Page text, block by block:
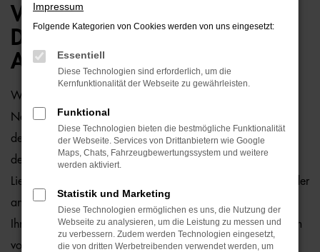
VW CRAFTER NEUWAGEN –
DIE ERSTKLASSIGE
ALTERNATIVE FÜR HAMBURG
Wie wäre es, wenn Sie schon bald in einem VW Crafter
Neuwagen durch Hamburg fahren? Zu teuer? Von wegen,
denn wir von der Auto-Familie Ostermaier erleichtern Ihnen
den Einstieg durch 1a Rabatte. Hinzu kommt, dass wir die
Lieferung unserer VW Crafter Neuwagen nach Hamburg oder
an einen anderen Ort in der Umgebung ermöglichen und
Ihnen somit lange Wege ersparen. Kaufen Sie ganz bequem
von zu Hause aus und profitieren Sie von unserem Service.
Impressum
Folgende Kategorien von Cookies werden von uns eingesetzt:
Essentiell
Diese Technologien sind erforderlich, um die
Kernfunktionalität der Webseite zu gewährleisten.
Funktional
Diese Technologien bieten die bestmögliche Funktionalität
der Webseite. Services von Drittanbietern wie Google
Maps, Chats, Fahrzeugbewertungssystem und weitere
werden aktiviert.
Statistik und Marketing
Diese Technologien ermöglichen es uns, die Nutzung der
Webseite zu analysieren, um die Leistung zu messen und
zu verbessern. Zudem werden Technologien eingesetzt,
die von dritten Werbetreibenden verwendet werden, um